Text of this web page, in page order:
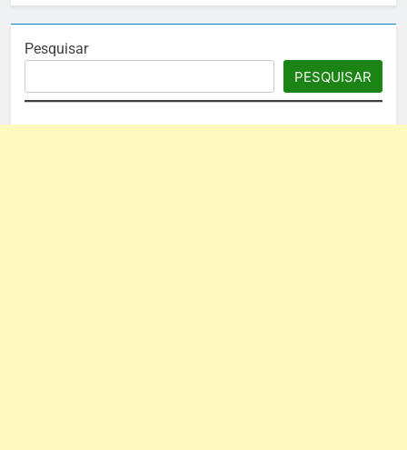
Pesquisar
PESQUISAR